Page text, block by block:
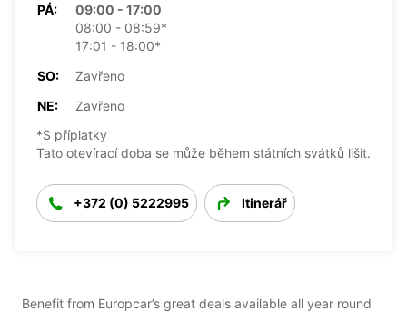
PÁ:
09:00 - 17:00
08:00 - 08:59*
17:01 - 18:00*
SO:
Zavřeno
NE:
Zavřeno
*S příplatky
Tato otevírací doba se může během státních svátků lišit.
+372 (0) 5222995 Itinerář
Benefit from Europcar’s great deals available all year round